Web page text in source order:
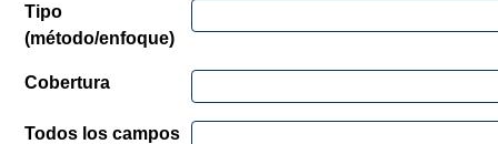
Tipo
(método/enfoque)
Cobertura
Todos los campos